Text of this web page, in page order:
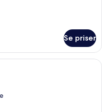
Se priser
på værelset, skrivebord,